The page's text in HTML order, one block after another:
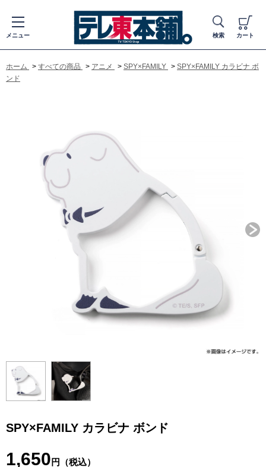
メニュー 検索 カート
ホーム > すべての商品 > アニメ > SPY×FAMILY > SPY×FAMILY カラビナ ボ
ンド
SPY×FAMILY カラビナ ボンド
1,650 円（税込）